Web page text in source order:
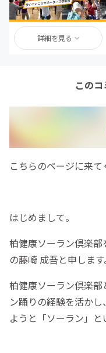
詳細を見る
この
こちらのページに来て
はじめまして。
柏健康ソーラン倶楽
の藤崎 成吾と申します
柏健康ソーラン倶楽
ン踊りの経験を活か
ようと「ソーラン」と